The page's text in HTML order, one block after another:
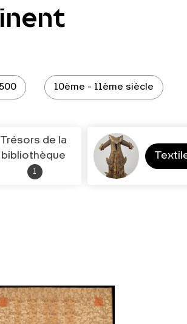
10ème - 11ème siècle
Trésors de la
bibliothèque